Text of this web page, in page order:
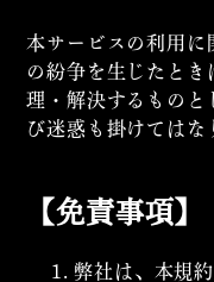
本サービスの利用に
の紛争を生じたと
理・解決するものと
び迷惑も掛けてはな
【免責事項】
弊社は、本規